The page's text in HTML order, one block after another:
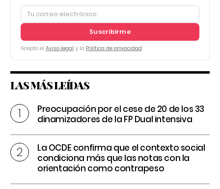
Suscribirme
Acepto el Aviso legal y la Política de privacidad
LAS MÁS LEÍDAS
Preocupación por el cese de 20 de los 33
dinamizadores de la FP Dual intensiva
La OCDE confirma que el contexto social
condiciona más que las notas con la
orientación como contrapeso